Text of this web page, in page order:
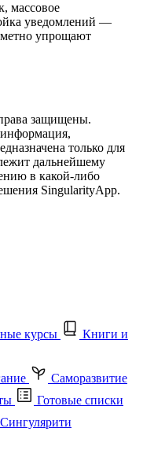
массовое
уведомлений —
упрощают
защищены.
только для
дальнейшему
в какой-либо
SingularityApp.
курсы
Книги и
Саморазвитие
Готовые списки